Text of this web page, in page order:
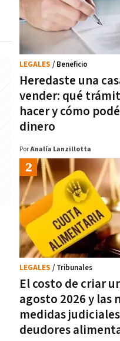
Heredaste una
vender: qué
hacer y cómo
dinero
LEGALES / Beneficio
PorAnalía Lanzillotta
El costo de criar
agosto 2026 y las
medidas
deudores
LEGALES / Tribunales